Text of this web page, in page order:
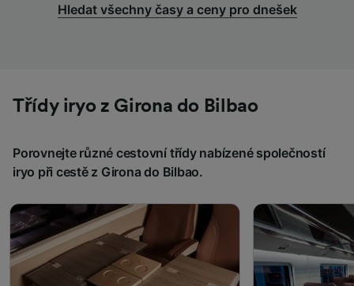
Hledat všechny časy a ceny pro dnešek
Třídy iryo z Girona do Bilbao
Porovnejte různé cestovní třídy nabízené společností
iryo při cestě z Girona do Bilbao.